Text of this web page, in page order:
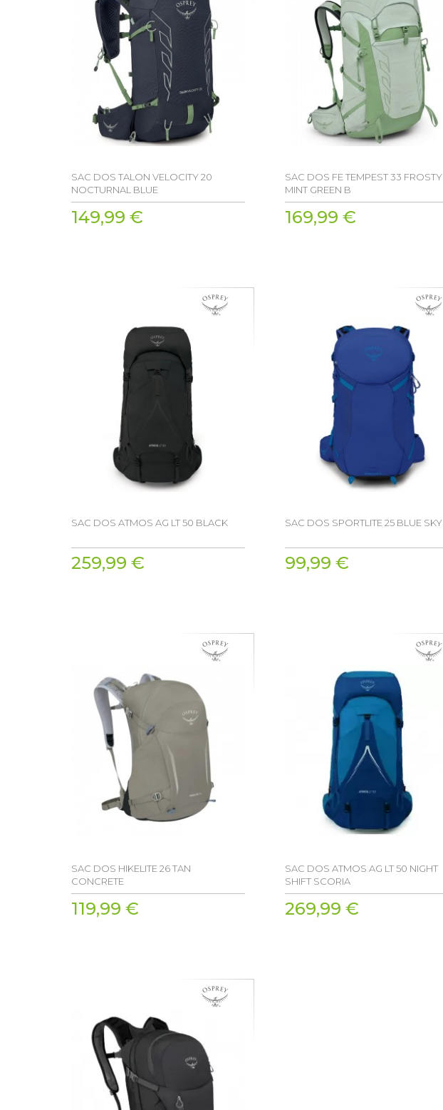
SAC DOS TALON VELOCITY 20
NOCTURNAL BLUE
149,99 €
SAC DOS FE TEMPEST 33 FROSTY
MINT GREEN B
169,99 €
SAC DOS ATMOS AG LT 50 BLACK
259,99 €
SAC DOS SPORTLITE 25 BLUE SKY
99,99 €
SAC DOS HIKELITE 26 TAN
CONCRETE
119,99 €
SAC DOS ATMOS AG LT 50 NIGHT
SHIFT SCORIA
269,99 €